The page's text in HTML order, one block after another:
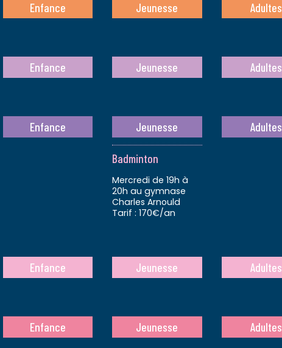
Enfance Jeunesse Adultes
Enfance Jeunesse Adultes
Enfance Jeunesse
Badminton
Mercredi de 19h à
20h au gymnase
Charles Arnould
Tarif : 170€/an
Adultes
Enfance Jeunesse Adultes
Enfance Jeunesse Adultes